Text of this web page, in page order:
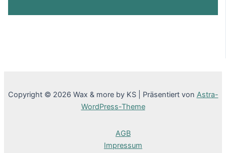
Copyright © 2026 Wax & more by KS | Präsentiert von Astra-
WordPress-Theme
AGB
Impressum